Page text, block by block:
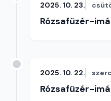
2025. 10. 23.
Rózsafüzér-
2025. 10. 22.
Rózsafüzér-